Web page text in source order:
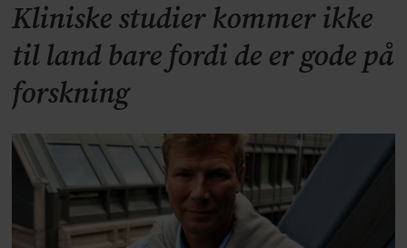
Kliniske studier kommer ikke
til land bare fordi de er gode på
forskning